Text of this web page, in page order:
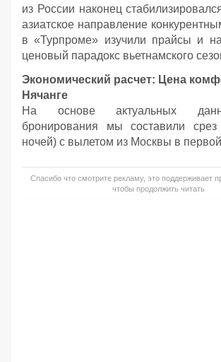
из России наконец
азиатское направление
в «Турпроме» изучили прайсы и
ценовый парадокс вьетнамского
Экономический расчет: Цена
Нячанге
На основе актуальных
бронирования мы составили
ночей) с вылетом из Москвы в
Спасибо что смотрите рекламу, это поддерживает
чтобы продолжить читать